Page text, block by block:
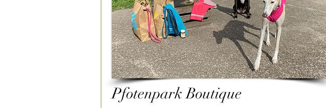
Pfotenpark Boutique